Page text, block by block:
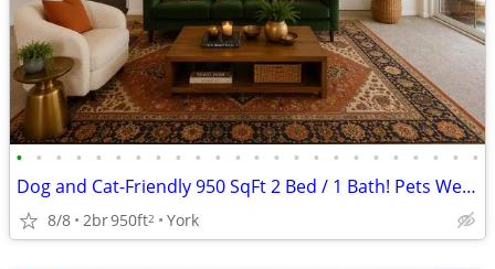
• • • • • • • • • • • • • • • • • • • • • • • •
Dog and Cat-Friendly 950 SqFt 2 Bed / 1 Bath! Pets Welcome Here!
8/8 2br950ft2 York